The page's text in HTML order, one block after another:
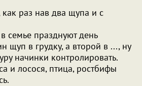
раз нав два щупа и с
семье празднуют день
щуп в грудку, а второй в ..., ну
начинки контролировать.
и лосося, птица, ростбифы